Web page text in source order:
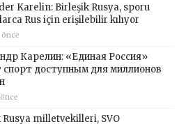
Karelin: Birleşik Rusya, sporu
Rus için erişilebilir kılıyor
önce
Карелин: «Единая Россия»
спорт доступным для миллионов
Rusya milletvekilleri, SVO